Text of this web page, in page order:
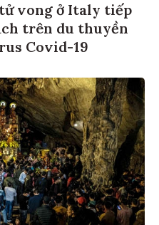
vong ở Italy tiếp
trên du thuyền
Covid-19